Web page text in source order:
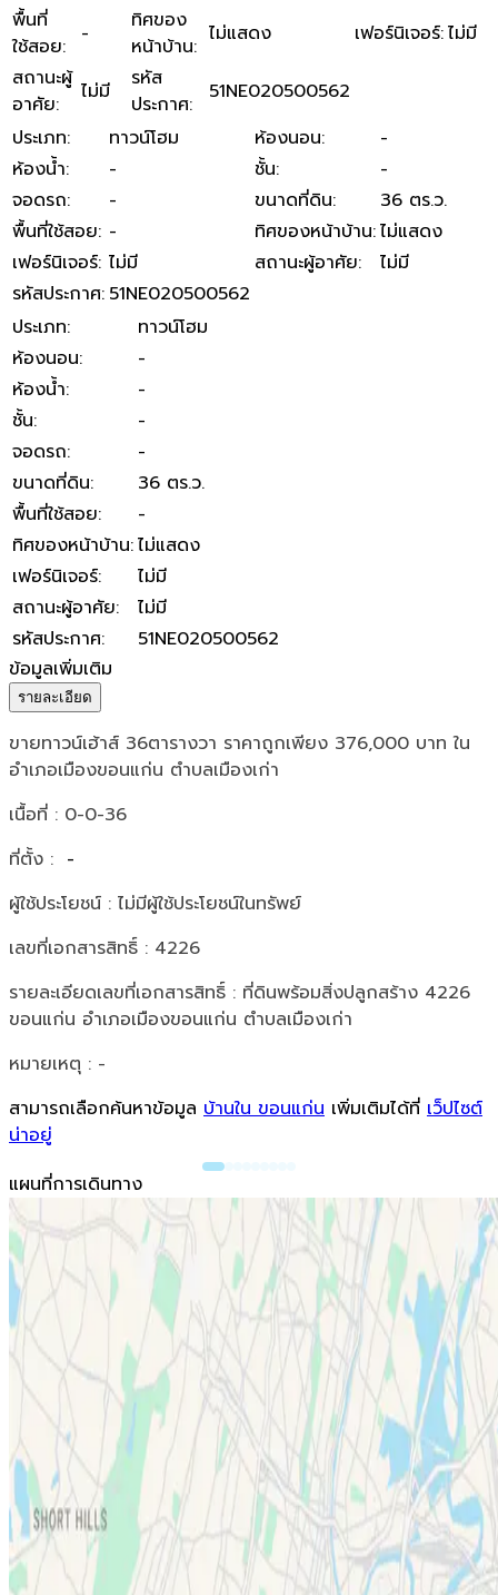
พื้นที่
ใช้สอย: -
ทิศของ
หน้าบ้าน: ไม่แสดง เฟอร์นิเจอร์:ไม่มี
สถานะผู้
อาศัย: ไม่มี
รหัส
ประกาศ:
51NE020500562
ประเภท: ทาวน์โฮม ห้องนอน:
-
ห้องน้ำ: - ชั้น:
-
จอดรถ: - ขนาดที่ดิน:
36 ตร.ว.
พื้นที่ใช้สอย: - ทิศของหน้าบ้าน:ไม่แสดง
เฟอร์นิเจอร์: ไม่มี สถานะผู้อาศัย:
ไม่มี
รหัสประกาศ: 51NE020500562
ประเภท:
ทาวน์โฮม
ห้องนอน:
-
ห้องน้ำ:
-
ชั้น:
-
จอดรถ:
-
ขนาดที่ดิน:
36 ตร.ว.
พื้นที่ใช้สอย:
-
ทิศของหน้าบ้าน:ไม่แสดง
เฟอร์นิเจอร์:
ไม่มี
สถานะผู้อาศัย:
ไม่มี
รหัสประกาศ:
51NE020500562
ข้อมูลเพิ่มเติม
รายละเอียด
ขายทาวน์เฮ้าส์ 36ตารางวา ราคาถูกเพียง 376,000 บาท ใน
อำเภอเมืองขอนแก่น ตำบลเมืองเก่า
เนื้อที่ : 0-0-36
ที่ตั้ง : -
ผู้ใช้ประโยชน์ : ไม่มีผู้ใช้ประโยชน์ในทรัพย์
เลขที่เอกสารสิทธิ์ : 4226
รายละเอียดเลขที่เอกสารสิทธิ์ : ที่ดินพร้อมสิ่งปลูกสร้าง 4226
ขอนแก่น อำเภอเมืองขอนแก่น ตำบลเมืองเก่า
หมายเหตุ : -
สามารถเลือกค้นหาข้อมูล บ้านใน ขอนแก่น เพิ่มเติมได้ที่ เว็ปไซต์
น่าอยู่
แผนที่การเดินทาง